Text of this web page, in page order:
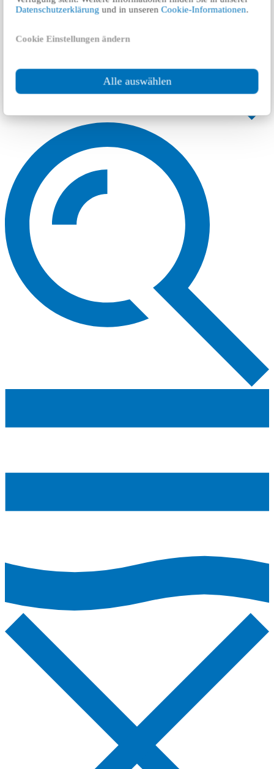
Datenschutzerklärung und in unserenCookie-Informationen.
Cookie Einstellungen ändern
Alle auswählen